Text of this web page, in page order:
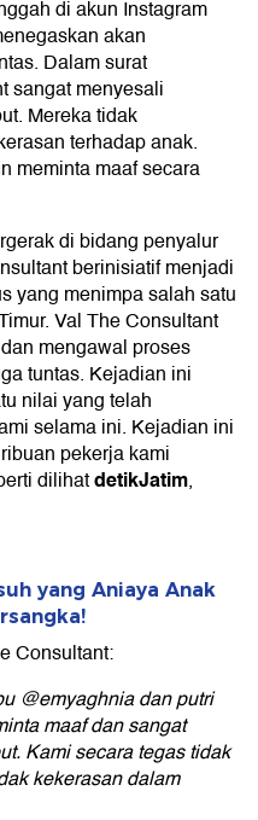
di akun Instagram
akan
Dalam surat
sangat menyesali
Mereka tidak
terhadap anak.
meminta maaf secara
di bidang penyalur
berinisiatif menjadi
yang menimpa salah satu
Val The Consultant
mengawal proses
tuntas. Kejadian ini
nilai yang telah
selama ini. Kejadian ini
pekerja kami
dilihatdetikJatim,
yang Aniaya Anak
Consultant:
@emyaghnia dan putri
maaf dan sangat
Kami secara tegas tidak
kekerasan dalam